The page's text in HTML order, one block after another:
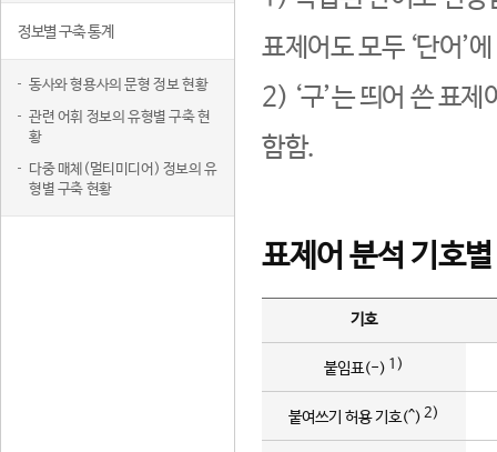
정보별 구축 통계
동사와 형용사의 문형 정보 현황
관련 어휘 정보의 유형별 구축 현
황
다중 매체(멀티미디어) 정보의 유
형별 구축 현황
표제어도 모두 ‘단어’
2) ‘구’는 띄어 쓴 표
함함.
표제어 분석 기호
기호
붙임표(-) 1)
붙여쓰기 허용 기호(^) 2)